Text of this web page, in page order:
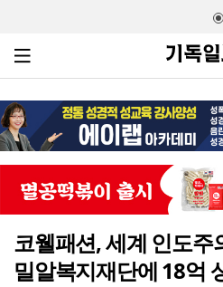
코웰패션, 세계 인도주
밀알복지재단에 18억